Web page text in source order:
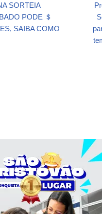
SORTEIA
PODE ＄
SAIBA COMO